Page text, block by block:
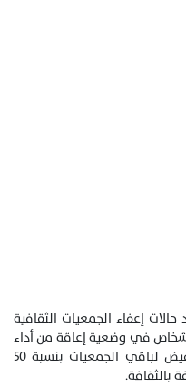
إعفاء الجمعيات الثقافية
في وضعية إعاقة من أداء
واجبات الحجز، مع إمكانية تخصيص تخفيض لباقي الجمعيات بنسبة 50
بالثقافة.